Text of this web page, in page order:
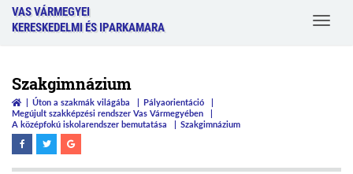
VAS VÁRMEGYEI
KERESKEDELMI ÉS IPARKAMARA
Toggle
Szakgimnázium
Úton a szakmák világába
Pályaorientáció
Megújult szakképzési rendszer Vas Vármegyében
A középfokú iskolarendszer bemutatása
Szakgimnázium